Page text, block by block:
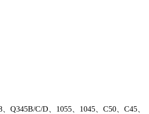
Q345B/C/D、1055、1045、C50、C45、